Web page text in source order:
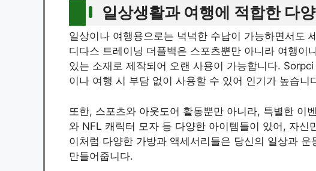
일상생활과 여행에 적합한 다
일상이나 여행용으로는 넉넉한 수납이 가능하면서도
디다스 트레이닝 더플백은 스포츠뿐만 아니라 여행이
있는 소재로 제작되어 오랜 사용이 가능합니다.
이나 여행 시 부담 없이 사용할 수 있어 인기가 높습니
또한, 스포츠와 아웃도어 활동뿐만 아니라, 특별한 이
와 NFL 캐릭터 모자 등 다양한 아이템들이 있어, 자신
이처럼 다양한 가방과 액세서리들은 당신의 일상과
만들어줍니다.